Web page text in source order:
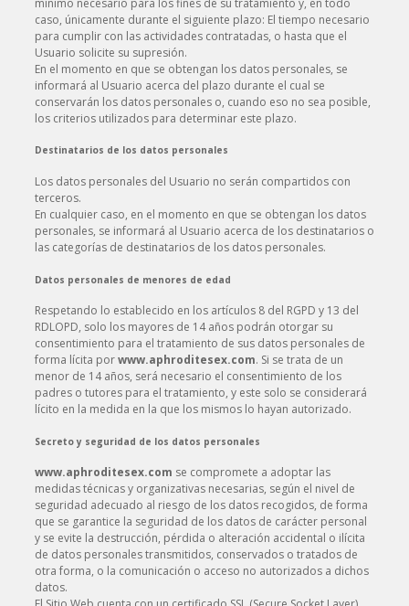
caso, únicamente durante el siguiente plazo: El tiempo necesario
para cumplir con las actividades contratadas, o hasta que el
Usuario solicite su supresión.
En el momento en que se obtengan los datos personales, se
informará al Usuario acerca del plazo durante el cual se
conservarán los datos personales o, cuando eso no sea posible,
los criterios utilizados para determinar este plazo.
Destinatarios de los datos personales
Los datos personales del Usuario no serán compartidos con
terceros.
En cualquier caso, en el momento en que se obtengan los datos
personales, se informará al Usuario acerca de los destinatarios o
las categorías de destinatarios de los datos personales.
Datos personales de menores de edad
Respetando lo establecido en los artículos 8 del RGPD y 13 del
RDLOPD, solo los mayores de 14 años podrán otorgar su
consentimiento para el tratamiento de sus datos personales de
forma lícita porwww.aphroditesex.com. Si se trata de un
menor de 14 años, será necesario el consentimiento de los
padres o tutores para el tratamiento, y este solo se considerará
lícito en la medida en la que los mismos lo hayan autorizado.
Secreto y seguridad de los datos personales
www.aphroditesex.com se compromete a adoptar las
medidas técnicas y organizativas necesarias, según el nivel de
seguridad adecuado al riesgo de los datos recogidos, de forma
que se garantice la seguridad de los datos de carácter personal
y se evite la destrucción, pérdida o alteración accidental o ilícita
de datos personales transmitidos, conservados o tratados de
otra forma, o la comunicación o acceso no autorizados a dichos
datos.